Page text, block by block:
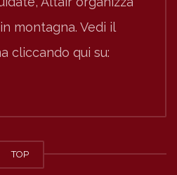
montagna. Vedi il
cliccando qui su:
TOP